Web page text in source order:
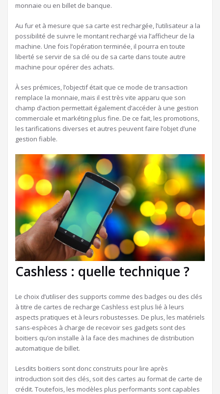
monnaie ou en billet de banque.
Au fur et à mesure que sa carte est rechargée, l’utilisateur a la
possibilité de suivre le montant rechargé via l’afficheur de la
machine. Une fois l’opération terminée, il pourra en toute
liberté se servir de sa clé ou de sa carte dans toute autre
machine pour opérer des achats.
À ses prémices, l’objectif était que ce mode de transaction
remplace la monnaie, mais il est très vite apparu que son
champ d’action permettait également d’accéder à une gestion
commerciale et markéting plus fine. De ce fait, les promotions,
les tarifications diverses et autres peuvent faire l’objet d’une
gestion fiable.
Cashless : quelle technique ?
Le choix d’utiliser des supports comme des badges ou des clés
à titre de cartes de recharge Cashless est plus lié à leurs
aspects pratiques et à leurs robustesses. De plus, les matériels
sans-espèces à charge de recevoir ses gadgets sont des
boitiers qu’on installe à la face des machines de distribution
automatique de billet.
Lesdits boitiers sont donc construits pour lire après
introduction soit des clés, soit des cartes au format de carte de
crédit. Toutefois, les modèles plus performants sont capables